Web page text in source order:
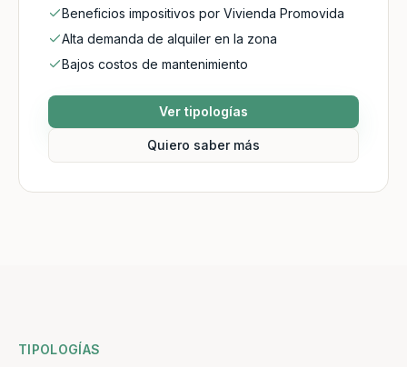
Beneficios impositivos por Vivienda Promovida
Alta demanda de alquiler en la zona
Bajos costos de mantenimiento
Ver tipologías
Quiero saber más
TIPOLOGÍAS